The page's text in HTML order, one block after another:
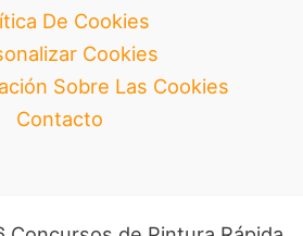
De Cookies
Cookies
Sobre Las Cookies
Contacto